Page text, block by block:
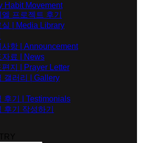
Habit Movement
프로젝트 후기
실 | Media Library
사항 | Announcement
자료 | News
편지 | Prayer Letter
갤러리 | Gallery
후기 | Testimonials
후기 작성하기